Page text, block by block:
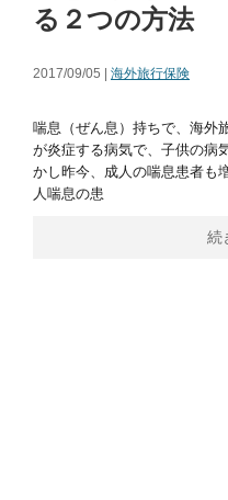
る２つの方法
2017/09/05 | 海外旅行保険
喘息（ぜん息）持ちで、海外
が炎症する病気で、子供の病
かし昨今、成人の喘息患者も
人喘息の患
続